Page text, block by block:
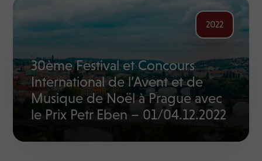
2022
30ème Festival et Concours
International de l’Avent et de
Musique de Noël à Prague avec
le Prix Petr Eben – 01/04.12.2022